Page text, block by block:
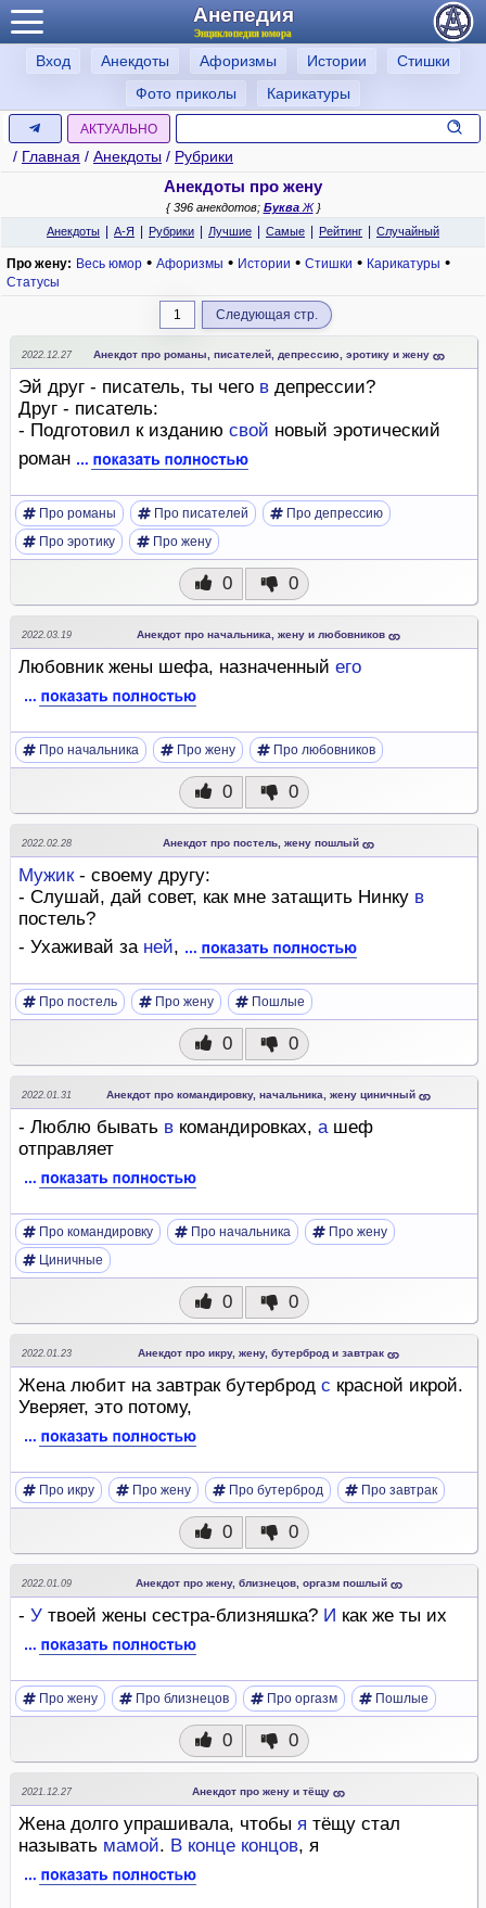
Анепедия
Энциклопедия юмора
Вход Анекдоты Афоризмы Истории
Стишки
Фото приколы
Карикатуры
АКТУАЛЬНО
/ Главная / Анекдоты / Рубрики
Анекдоты про жену
{ 396 анекдотов; БукваЖ}
Анекдоты
А-Я Рубрики Лучшие Самые Рейтинг Случайный
Про жену: Весь юмор • Афоризмы • Истории • Стишки • Карикатуры •
Статусы
1 Следующая стр.
2022.12.27 Анекдот про романы, писателей, депрессию, эротику и жену
Эй друг - писатель, ты чего в депрессии?
Друг - писатель:
- Подготовил к изданию свой новый эротический
роман
Про романы Про писателей
Про депрессию
Про эротику
Про жену
0 0
2022.03.19 Анекдот про начальника, жену и любовников
Любовник жены шефа, назначенный его
Про начальника Про жену Про любовников
0 0
2022.02.28 Анекдот про постель, жену пошлый
Мужик- своему другу:
- Слушай, дай совет, как мне затащить Нинку в
постель?
- Ухаживай за ней,
Про постель Про жену Пошлые
0 0
2022.01.31 Анекдот про командировку, начальника, жену циничный
- Люблю бывать в командировках, ашеф
отправляет
Про командировку Про начальника
Про жену
Циничные
0 0
2022.01.23 Анекдот про икру, жену, бутерброд и завтрак
Жена любит на завтрак бутерброд с красной икрой.
Уверяет, это потому,
Про икру Про жену Про бутерброд Про завтрак
0 0
2022.01.09 Анекдот про жену, близнецов, оргазм пошлый
- У твоей жены сестра-близняшка? И как же ты их
Про жену Про близнецов Про оргазм Пошлые
0 0
2021.12.27 Анекдот про жену и тёщу
Жена долго упрашивала, чтобы я тёщу стал
называть мамой. В конце концов, я